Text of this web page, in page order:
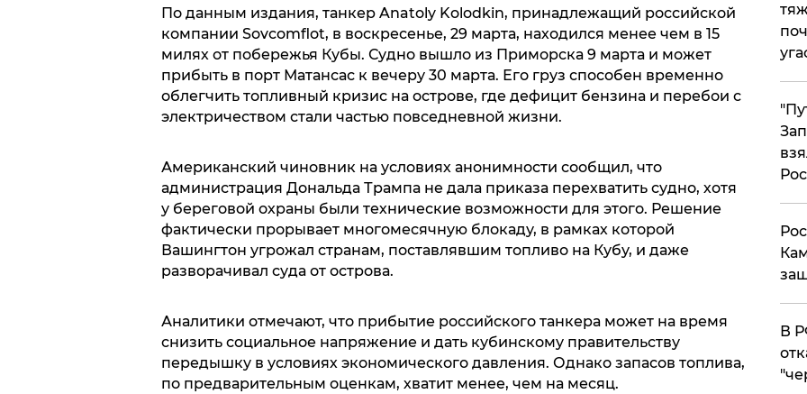
По данным издания, танкер Anatoly Kolodkin, принадлежащий российской
компании Sovcomflot, в воскресенье, 29 марта, находился менее чем в 15
милях от побережья Кубы. Судно вышло из Приморска 9 марта и может
прибыть в порт Матансас к вечеру 30 марта. Его груз способен временно
облегчить топливный кризис на острове, где дефицит бензина и перебои с
электричеством стали частью повседневной жизни.
Американский чиновник на условиях анонимности сообщил, что
администрация Дональда Трампа не дала приказа перехватить судно, хотя
у береговой охраны были технические возможности для этого. Решение
фактически прорывает многомесячную блокаду, в рамках которой
Вашингтон угрожал странам, поставлявшим топливо на Кубу, и даже
разворачивал суда от острова.
Аналитики отмечают, что прибытие российского танкера может на время
снизить социальное напряжение и дать кубинскому правительству
передышку в условиях экономического давления. Однако запасов топлива,
по предварительным оценкам, хватит менее, чем на месяц.
​В